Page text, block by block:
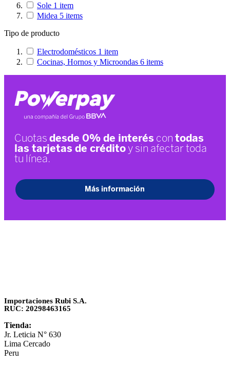
Sole 1 item
Midea 5 items
Tipo de producto
Electrodomésticos 1 item
Cocinas, Hornos y Microondas 6 items
Importaciones Rubi S.A.
RUC: 20298463165
Tienda:
Jr. Leticia N° 630
Lima Cercado
Peru